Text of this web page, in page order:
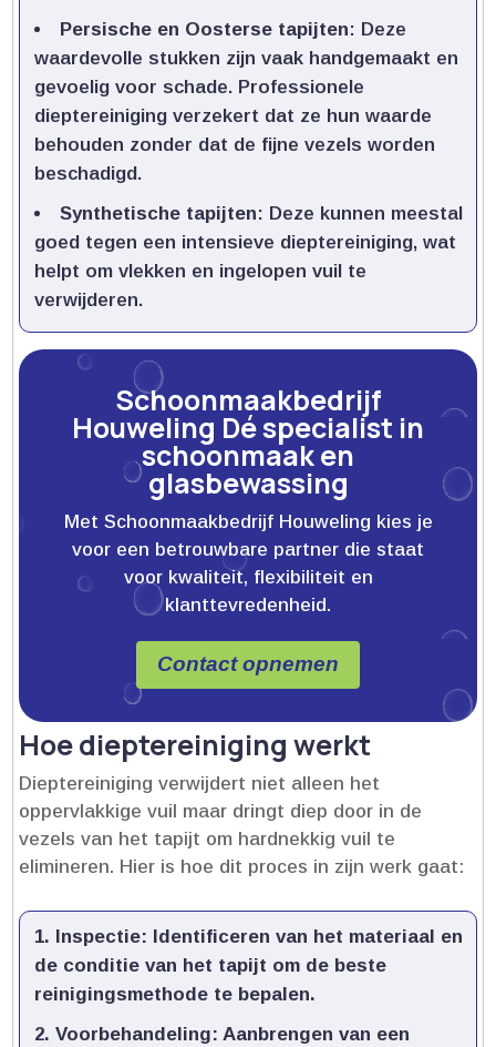
Persische en Oosterse tapijten: Deze
waardevolle stukken zijn vaak handgemaakt en
gevoelig voor schade.​ Professionele
dieptereiniging verzekert dat ze hun waarde
behouden zonder dat de fijne vezels worden
beschadigd.​
Synthetische tapijten: Deze kunnen meestal
goed tegen een intensieve dieptereiniging, wat
helpt om vlekken en ingelopen vuil te
verwijderen.​
Schoonmaakbedrijf
Houweling Dé specialist in
schoonmaak en
glasbewassing
Met Schoonmaakbedrijf Houweling kies je
voor een betrouwbare partner die staat
voor kwaliteit, flexibiliteit en
klanttevredenheid.
Contact opnemen
Hoe dieptereiniging werkt
Dieptereiniging verwijdert niet alleen het
oppervlakkige vuil maar dringt diep door in de
vezels van het tapijt om hardnekkig vuil te
elimineren.​ Hier is hoe dit proces in zijn werk gaat:
Inspectie: Identificeren van het materiaal en
de conditie van het tapijt om de beste
reinigingsmethode te bepalen.​
Voorbehandeling: Aanbrengen van een